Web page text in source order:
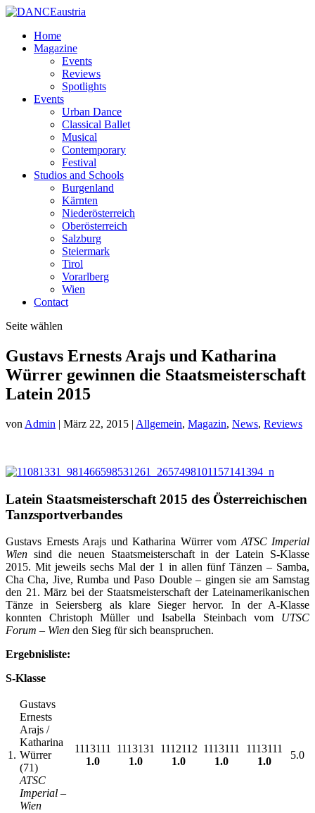
Home
Magazine
Events
Reviews
Spotlights
Events
Urban Dance
Classical Ballet
Musical
Contemporary
Festival
Studios and Schools
Burgenland
Kärnten
Niederösterreich
Oberösterreich
Salzburg
Steiermark
Tirol
Vorarlberg
Wien
Contact
Seite wählen
Gustavs Ernests Arajs und Katharina
Würrer gewinnen die Staatsmeisterschaft
Latein 2015
von Admin | März 22, 2015 | Allgemein, Magazin, News, Reviews
Latein Staatsmeisterschaft 2015 des Österreichischen
Tanzsportverbandes
Gustavs Ernests Arajs und Katharina Würrer vom ATSC Imperial
Wien sind die neuen Staatsmeisterschaft in der Latein S-Klasse
2015. Mit jeweils sechs Mal der 1 in allen fünf Tänzen – Samba,
Cha Cha, Jive, Rumba und Paso Double – gingen sie am Samstag
den 21. März bei der Staatsmeisterschaft der Lateinamerikanischen
Tänze in Seiersberg als klare Sieger hervor. In der A-Klasse
konnten Christoph Müller und Isabella Steinbach vom UTSC
Forum – Wien den Sieg für sich beanspruchen.
Ergebnisliste:
S-Klasse
1.
Gustavs
Ernests
Arajs /
Katharina
Würrer
(71)
ATSC
Imperial –
Wien
1113111
1.0
1113131
1.0
1112112
1.0
1113111
1.0
1113111
1.0
5.0